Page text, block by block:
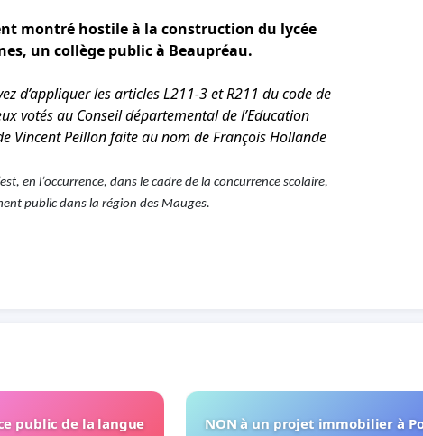
montré hostile à la construction du lycée
un collège public à Beaupréau.
d’appliquer les articles L211-3 et R211 du code de
votés au Conseil départemental de l’Education
Vincent Peillon faite au nom de François Hollande
en l’occurrence, dans le cadre de la concurrence scolaire,
public dans la région des Mauges.
public de la langue
NON à un projet immobilier à